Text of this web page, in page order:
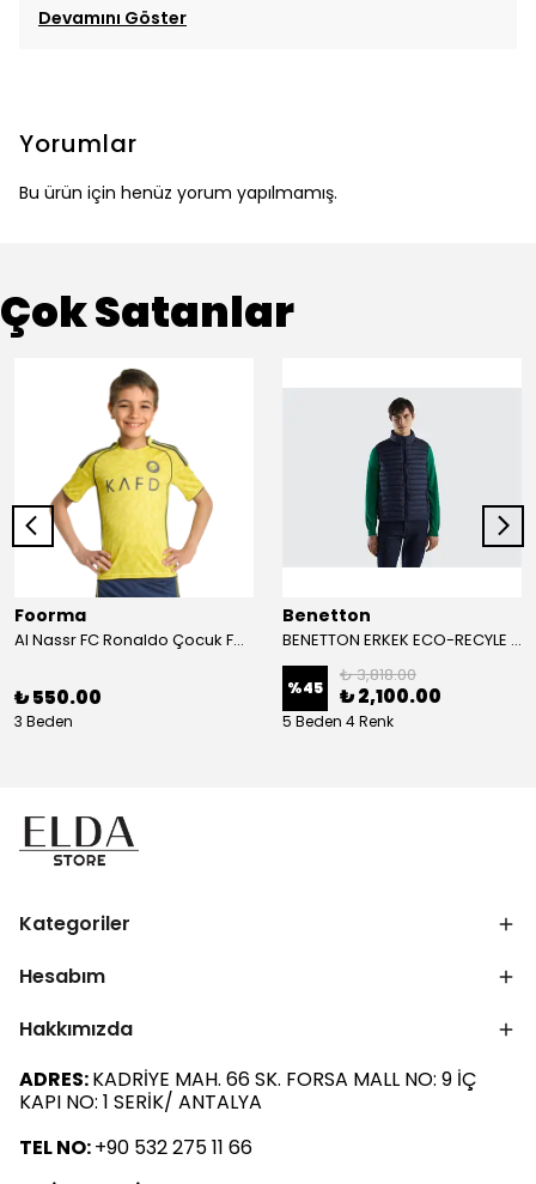
Devamını Göster
Yorumlar
Bu ürün için henüz yorum yapılmamış.
Çok Satanlar
Foorma
Al Nassr FC Ronaldo Çocuk Forma 2'li Takım(Şort/T-Shirt)
₺ 550.00
3 Beden
Benetton
BENETTON ERKEK ECO-RECYLE DOLGULU PUFA YELEK
%45
₺ 3,818.00
₺ 2,100.00
5 Beden 4 Renk
Kategoriler
Hesabım
Hakkımızda
ADRES:KADRİYE MAH. 66 SK. FORSA MALL NO: 9 İÇ
KAPI NO: 1 SERİK/ ANTALYA
TEL NO:+90 532 275 11 66